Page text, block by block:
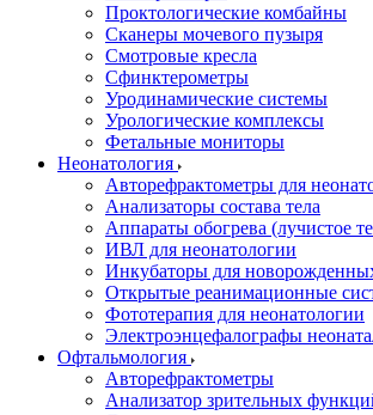
Проктологические комбайны
Сканеры мочевого пузыря
Смотровые кресла
Сфинктерометры
Уродинамические системы
Урологические комплексы
Фетальные мониторы
Неонатология
Авторефрактометры для
Анализаторы состава тела
Аппараты обогрева (лучистое
ИВЛ для неонатологии
Инкубаторы для
Открытые реанимационные
Фототерапия для неонатологии
Электроэнцефалографы
Офтальмология
Авторефрактометры
Анализатор зрительных